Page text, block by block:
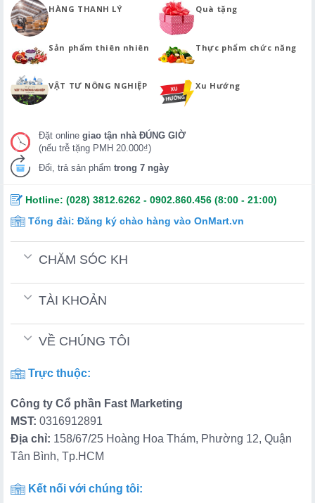
HÀNG THANH LÝ Quà tặng
Sản phẩm thiên nhiên Thực phẩm chức năng
VẬT TƯ NÔNG NGHIỆP Xu Hướng
Đặt online giao tận nhà ĐÚNG GIỜ
(nếu trễ tặng PMH 20.000₫)
Đổi, trả sản phẩm trong 7 ngày
Hotline: (028) 3812.6262 - 0902.860.456 (8:00 - 21:00)
Tổng đài: Đăng ký chào hàng vào OnMart.vn
CHĂM SÓC KH
TÀI KHOẢN
VỀ CHÚNG TÔI
Trực thuộc:
Công ty Cổ phần Fast Marketing
MST: 0316912891
Địa chỉ: 158/67/25 Hoàng Hoa Thám, Phường 12, Quận
Tân Bình, Tp.HCM
Kết nối với chúng tôi: